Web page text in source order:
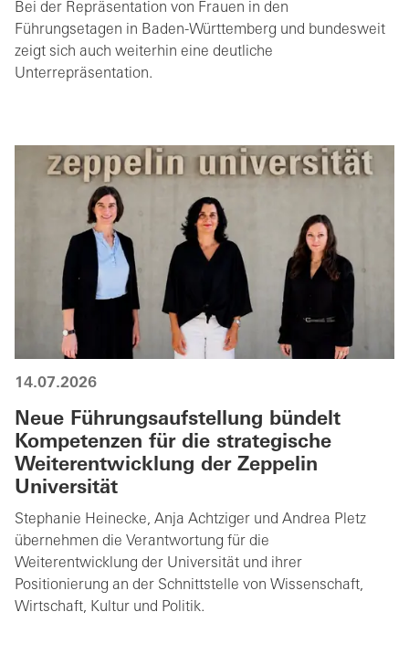
Bei der Repräsentation von Frauen in den
Führungsetagen in Baden-Württemberg und bundesweit
zeigt sich auch weiterhin eine deutliche
Unterrepräsentation.
14.07.2026
Neue Führungsaufstellung bündelt
Kompetenzen für die strategische
Weiterentwicklung der Zeppelin
Universität
Stephanie Heinecke, Anja Achtziger und Andrea Pletz
übernehmen die Verantwortung für die
Weiterentwicklung der Universität und ihrer
Positionierung an der Schnittstelle von Wissenschaft,
Wirtschaft, Kultur und Politik.